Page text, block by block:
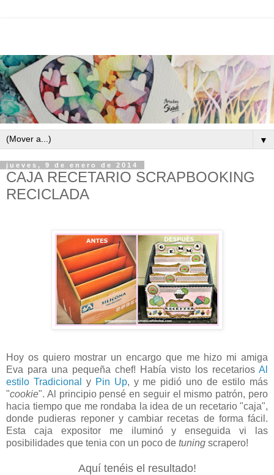
▼
jueves, 9 de enero de 2014
CAJA RECETARIO SCRAPBOOKING
RECICLADA
Hoy os quiero mostrar un encargo que me hizo mi amiga
Eva para una pequeña chef! Había visto los recetarios Al
estilo Tradicional y Pin Up, y me pidió uno de estilo más
"cookie". Al principio pensé en seguir el mismo patrón, pero
hacia tiempo que me rondaba la idea de un recetario "caja",
donde pudieras reponer y cambiar recetas de forma fácil.
Esta caja expositor me iluminó y enseguida vi las
posibilidades que tenia con un poco de tuning scrapero!
Aquí tenéis el resultado!